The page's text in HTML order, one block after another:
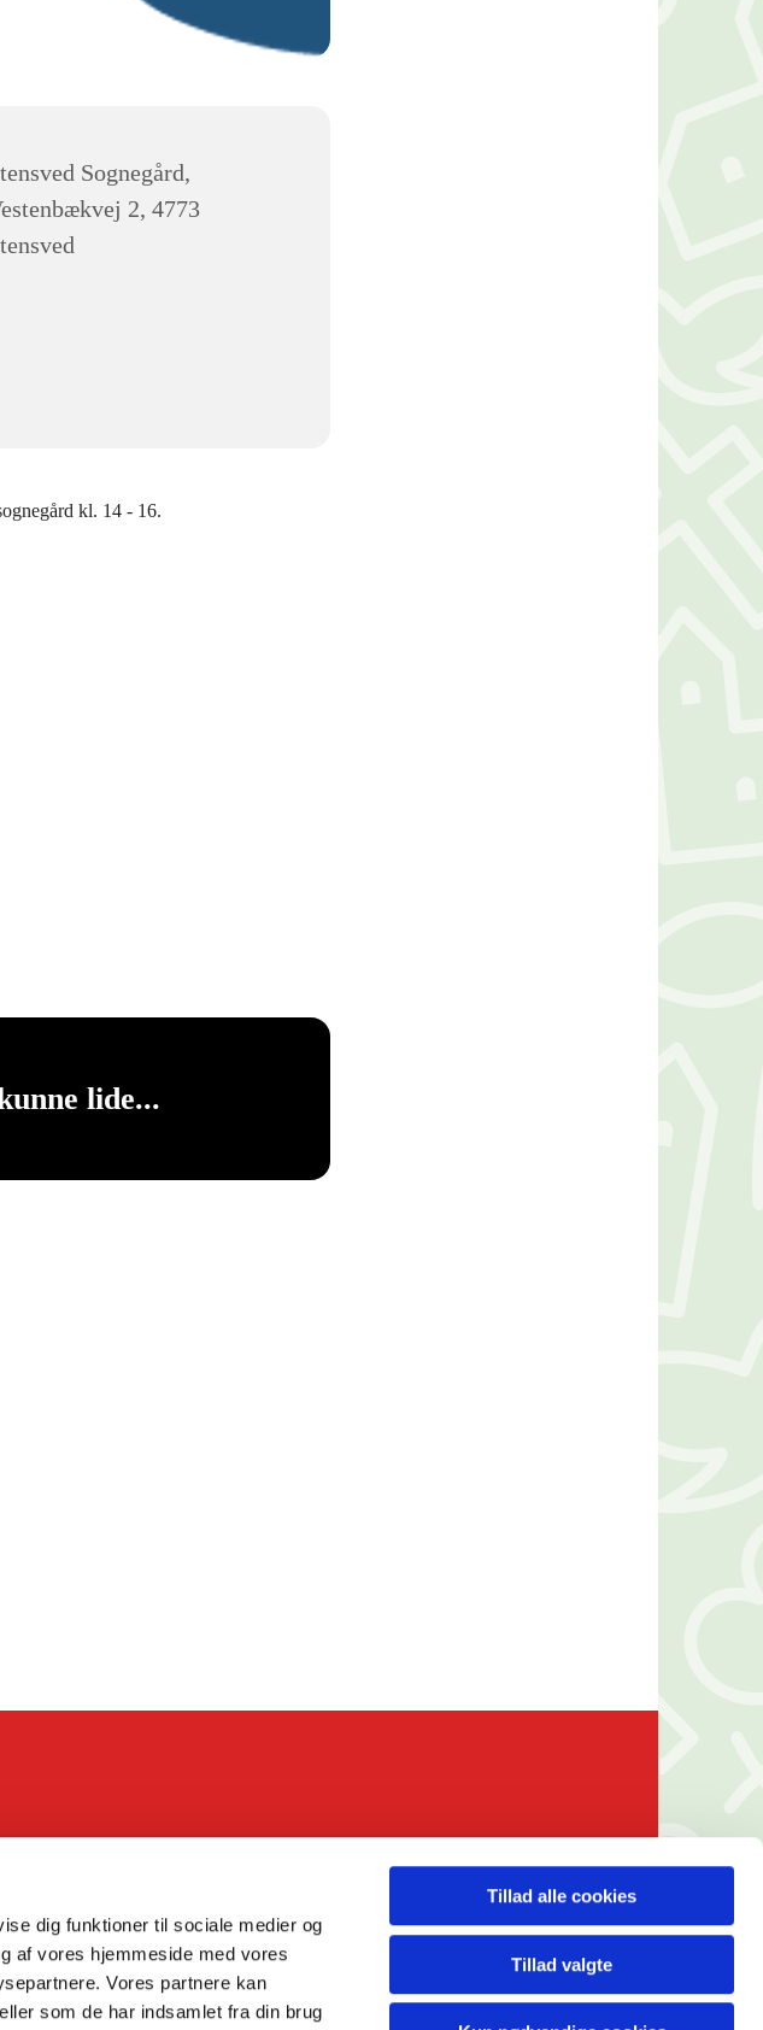
dig funktioner til sociale medier og
af vores hjemmeside med vores
Vores partnere kan
som de har indsamlet fra din brug
Tillad alle cookies
Tillad valgte
Sognegård,
2, 4773
kl. 14 - 16.
lide...
Stensved
Imprint